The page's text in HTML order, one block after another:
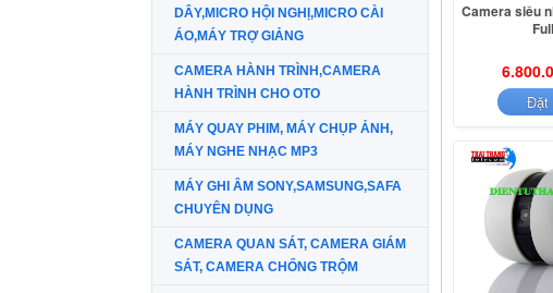
DÂY,MICRO HỘI NGHỊ,MICRO CÀI
ÁO,MÁY TRỢ GIẢNG
CAMERA HÀNH TRÌNH,CAMERA
HÀNH TRÌNH CHO OTO
MÁY QUAY PHIM, MÁY CHỤP ẢNH,
MÁY NGHE NHẠC MP3
MÁY GHI ÂM SONY,SAMSUNG,SAFA
CHUYÊN DỤNG
CAMERA QUAN SÁT, CAMERA GIÁM
SÁT, CAMERA CHỐNG TRỘM
Camera siêu
Đặt